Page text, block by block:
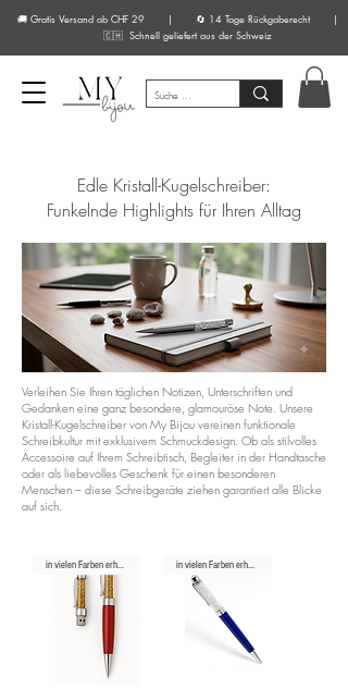
🚚 Gratis Versand ab CHF 29 | 🔄 14 Tage Rückgaberecht |
🇨🇭 Schnell geliefert aus der Schweiz
Edle Kristall-Kugelschreiber:
Funkelnde Highlights für Ihren Alltag
Verleihen Sie Ihren täglichen Notizen, Unterschriften und
Gedanken eine ganz besondere, glamouröse Note. Unsere
Kristall-Kugelschreiber von My Bijou vereinen funktionale
Schreibkultur mit exklusivem Schmuckdesign. Ob als stilvolles
Accessoire auf Ihrem Schreibtisch, Begleiter in der Handtasche
oder als liebevolles Geschenk für einen besonderen
Menschen – diese Schreibgeräte ziehen garantiert alle Blicke
auf sich.
in vielen Farben erhältlich in vielen Farben erhältlich